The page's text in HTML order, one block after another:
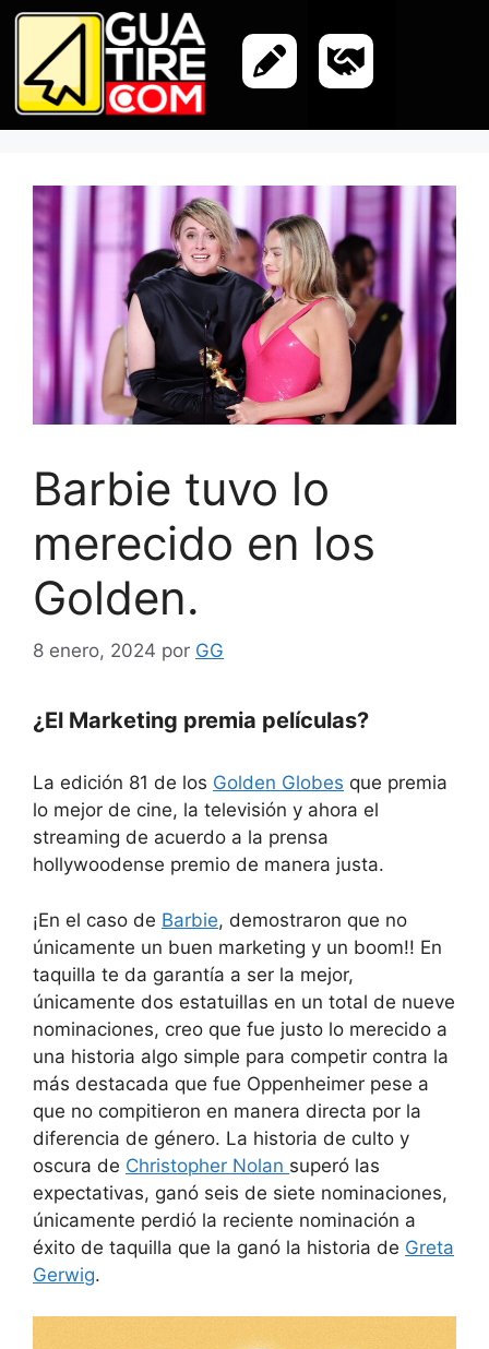
Barbie tuvo lo
merecido en los
Golden.
8 enero, 2024 por GG
¿El Marketing premia películas?
La edición 81 de los Golden Globes que premia
lo mejor de cine, la televisión y ahora el
streaming de acuerdo a la prensa
hollywoodense premio de manera justa.
¡En el caso de Barbie, demostraron que no
únicamente un buen marketing y un boom!! En
taquilla te da garantía a ser la mejor,
únicamente dos estatuillas en un total de nueve
nominaciones, creo que fue justo lo merecido a
una historia algo simple para competir contra la
más destacada que fue Oppenheimer pese a
que no compitieron en manera directa por la
diferencia de género. La historia de culto y
oscura de Christopher Nolan superó las
expectativas, ganó seis de siete nominaciones,
únicamente perdió la reciente nominación a
éxito de taquilla que la ganó la historia de Greta
Gerwig.